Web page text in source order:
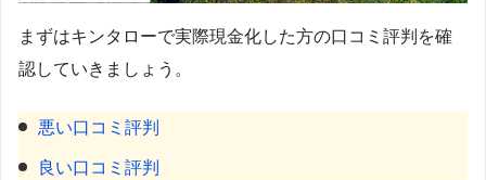
まずはキンタローで実際現金化した方の口コミ評判を確
認していきましょう。
悪い口コミ評判
良い口コミ評判